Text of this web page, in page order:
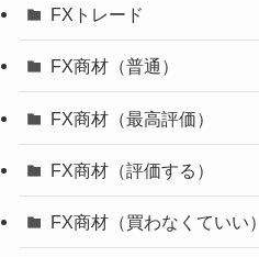
FXトレード
FX商材（普通）
FX商材（最高評価）
FX商材（評価する）
FX商材（買わなくていい）